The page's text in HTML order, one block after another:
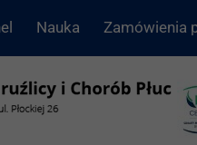
Nauka Zamówienia